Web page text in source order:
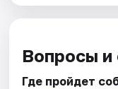
Вопросы и
Где пройдет